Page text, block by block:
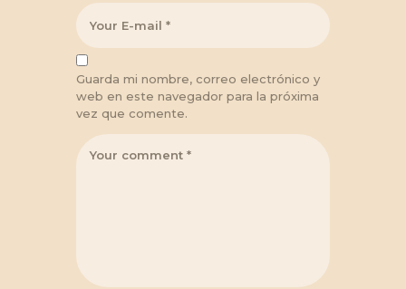
Guarda mi nombre, correo electrónico y
web en este navegador para la próxima
vez que comente.